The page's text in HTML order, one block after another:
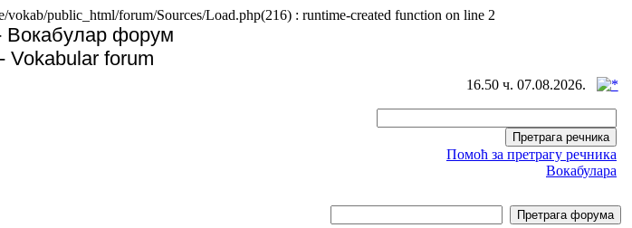
vokab/public_html/forum/Sources/Load.php(216) : runtime-created function on line 2
Вокабулар форум
Vokabular forum
16.50 ч. 07.08.2026.
Помоћ за претрагу речника
Вокабулара